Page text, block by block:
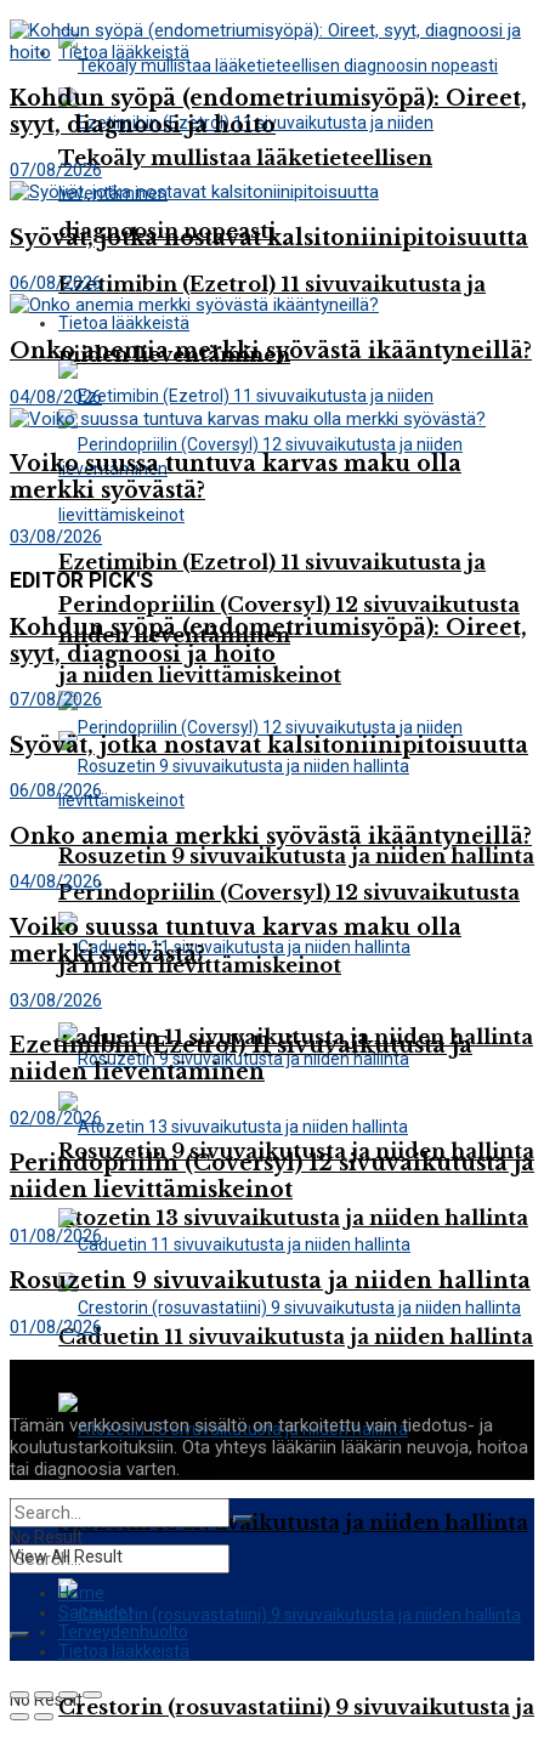
Tietoa lääkkeistä
Ezetimibin (Ezetrol) 11 sivuvaikutusta ja
niiden lieventäminen
Perindopriilin (Coversyl) 12 sivuvaikutusta
ja niiden lievittämiskeinot
Rosuzetin 9 sivuvaikutusta ja niiden hallinta
Caduetin 11 sivuvaikutusta ja niiden hallinta
Atozetin 13 sivuvaikutusta ja niiden hallinta
Crestorin (rosuvastatiini) 9 sivuvaikutusta ja
niiden hallinta
No Result
Tekoäly mullistaa lääketieteellisen
diagnoosin nopeasti
Tietoa lääkkeistä
Ezetimibin (Ezetrol) 11 sivuvaikutusta ja
niiden lieventäminen
Perindopriilin (Coversyl) 12 sivuvaikutusta
ja niiden lievittämiskeinot
Rosuzetin 9 sivuvaikutusta ja niiden hallinta
Caduetin 11 sivuvaikutusta ja niiden hallinta
Atozetin 13 sivuvaikutusta ja niiden hallinta
Crestorin (rosuvastatiini) 9 sivuvaikutusta ja
Kohdun syöpä (endometriumisyöpä): Oireet,
syyt, diagnoosi ja hoito
07/08/2026
Syövät, jotka nostavat kalsitoniinipitoisuutta
06/08/2026
Onko anemia merkki syövästä ikääntyneillä?
04/08/2026
Voiko suussa tuntuva karvas maku olla
merkki syövästä?
03/08/2026
EDITOR PICK'S
Kohdun syöpä (endometriumisyöpä): Oireet,
syyt, diagnoosi ja hoito
07/08/2026
Syövät, jotka nostavat kalsitoniinipitoisuutta
06/08/2026
Onko anemia merkki syövästä ikääntyneillä?
04/08/2026
Voiko suussa tuntuva karvas maku olla
merkki syövästä?
03/08/2026
Ezetimibin (Ezetrol) 11 sivuvaikutusta ja
niiden lieventäminen
02/08/2026
Perindopriilin (Coversyl) 12 sivuvaikutusta ja
niiden lievittämiskeinot
01/08/2026
Rosuzetin 9 sivuvaikutusta ja niiden hallinta
01/08/2026
Tämän verkkosivuston sisältö on tarkoitettu vain tiedotus- ja
koulutustarkoituksiin. Ota yhteys lääkäriin lääkärin neuvoja, hoitoa
tai diagnoosia varten.
No Result
View All Result
Home
Sairaudet
Terveydenhuolto
Tietoa lääkkeistä